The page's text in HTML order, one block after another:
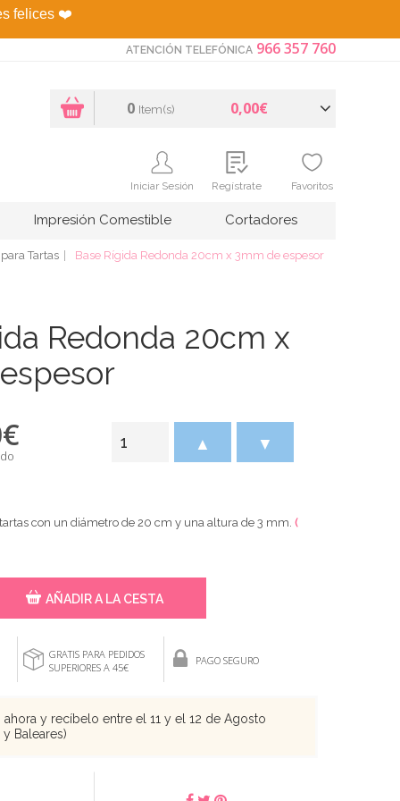
felices ❤️
ATENCIÓN TELEFÓNICA 966 357 760
0 Item(s) 0,00€
Iniciar Sesión Regístrate Favoritos
Impresión Comestible Cortadores
Tartas Base Rígida Redonda 20cm x 3mm de espesor
Redonda 20cm x
€ ▲ ▼
con un diámetro de 20 cm y una altura de 3 mm. (
AÑADIR A LA CESTA
GRATIS PARA PEDIDOS
SUPERIORES A 45€
PAGO SEGURO
ahora y recíbelo entre el 11 y el 12 de Agosto
Baleares)